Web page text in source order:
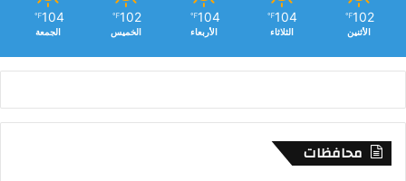
102
℉
الأثنين
104
℉
الثلاثاء
104
℉
الأربعاء
102
℉
الخميس
104
℉
الجمعة
محافظات